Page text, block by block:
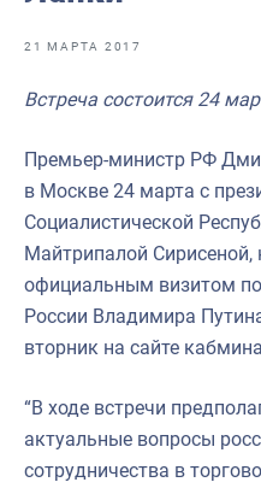
Научно-практическая
Рыбоохрана России
Отрасль в цифрах
Инфографика
Большая африканская
Укрепление духовно-
21 МАРТА 2017
Встреча состоится 24
Премьер-министр РФ
в Москве 24 марта с
Социалистической
Майтрипалой Сирисеной,
официальным визитом
России Владимира
вторник на сайте
“В ходе встречи
актуальные вопросы
сотрудничества в